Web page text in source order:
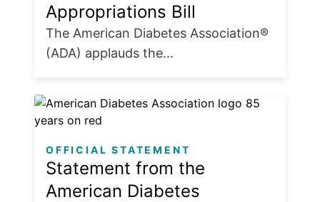
Appropriations Bill
The American Diabetes Association®
(ADA) applauds the…
OFFICIAL STATEMENT
Statement from the
American Diabetes